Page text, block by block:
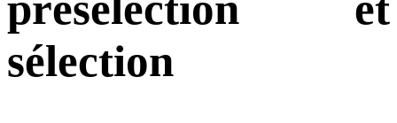
sélection